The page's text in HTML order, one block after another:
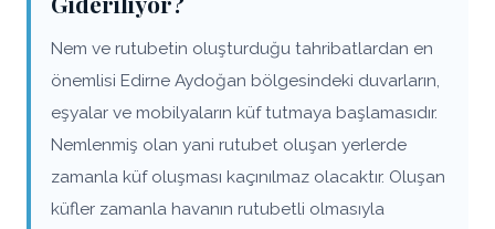
Nem ve rutubetin oluşturduğu tahribatlardan en
önemlisi Edirne Aydoğan bölgesindeki duvarların,
eşyalar ve mobilyaların küf tutmaya başlamasıdır.
Nemlenmiş olan yani rutubet oluşan yerlerde
zamanla küf oluşması kaçınılmaz olacaktır. Oluşan
küfler zamanla havanın rutubetli olmasıyla